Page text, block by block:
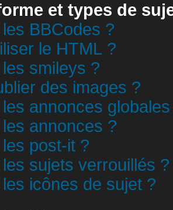
et types de
BBCodes ?
le HTML ?
smileys ?
des images ?
annonces
annonces ?
post-it ?
sujets verrouillés ?
icônes de sujet ?